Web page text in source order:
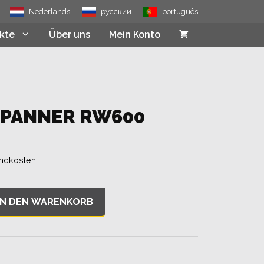
Nederlands русский português
Über uns Mein Konto
RW600
DEN WARENKORB